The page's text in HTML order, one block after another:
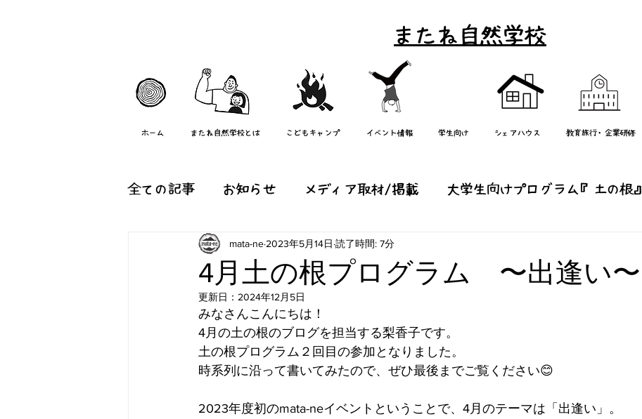
またね自然学校
ホーム またね自然学校とは こどもキャンプ イベント情報 学生向け シェアハウス 教育旅行・企業研修
全ての記事 お知らせ メディア取材/掲載 大学生向けプログラム『土の根』
森のようちえん『つむぐり』 研修/学校教育
またね村の日常 その他
4月土の根プログラム 〜出逢い〜
mata-ne 2023年5月14日 読了時間: 7分
更新日： 2024年12月5日
みなさんこんにちは！
4月の土の根のブログを担当する梨香子です。
土の根プログラム２回目の参加となりました。
時系列に沿って書いてみたので、ぜひ最後までご覧ください😊
2023年度初のmata-neイベントということで、4月のテーマは「出逢い」。